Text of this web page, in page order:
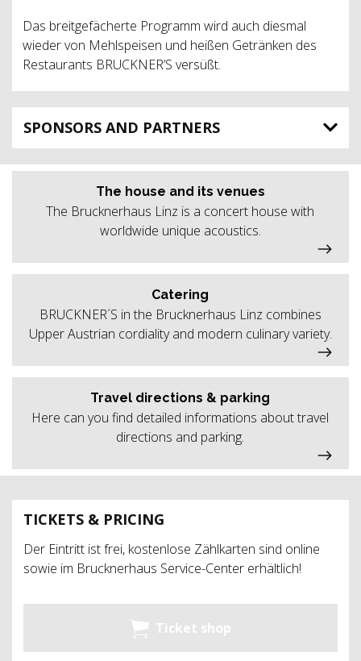
Das breitgefächerte Programm wird auch diesmal
wieder von Mehlspeisen und heißen Getränken des
Restaurants BRUCKNER’S versüßt.
SPONSORS AND PARTNERS
TICKETS & PRICING
Der Eintritt ist frei, kostenlose Zählkarten sind online
sowie im Brucknerhaus Service-Center erhältlich!
Ticket shop
The house and its venues
The Brucknerhaus Linz is a concert house with
worldwide unique acoustics.
Catering
BRUCKNER´S in the Brucknerhaus Linz combines
Upper Austrian cordiality and modern culinary variety.
Travel directions & parking
Here can you find detailed informations about travel
directions and parking.